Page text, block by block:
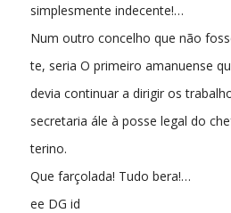
simplesmente indecente!…
Num outro concelho que não
te, seria O primeiro amanuense
devia continuar a dirigir os
secretaria ále à posse legal do
terino.
Que farçolada! Tudo bera!…
ee DG id